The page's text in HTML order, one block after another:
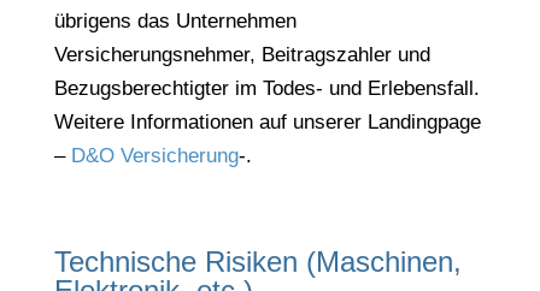
übrigens das Unternehmen
Versicherungsnehmer, Beitragszahler und
Bezugsberechtigter im Todes- und Erlebensfall.
Weitere Informationen auf unserer Landingpage
– D&O Versicherung-.
Technische Risiken (Maschinen,